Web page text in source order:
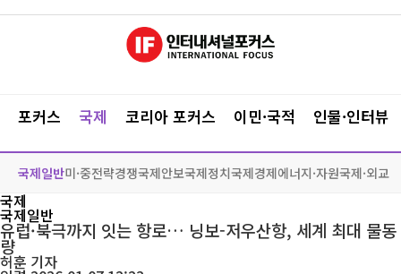
포커스 국제 코리아 포커스 이민·국적 인물·인터뷰
국제일반미·중전략경쟁국제안보국제정치국제경제에너지·자원국제·외교
국제
국제일반
유럽·북극까지 잇는 항로… 닝보-저우산항, 세계 최대 물동
량
허훈 기자